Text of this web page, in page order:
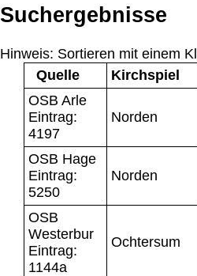
Suchergebnisse
Hinweis: Sortieren mit einem
Quelle
Kirchspiel
OSB Arle
Eintrag:
4197
Norden
OSB Hage
Eintrag:
5250
Norden
OSB
Westerbur
Eintrag:
1144a
Ochtersum